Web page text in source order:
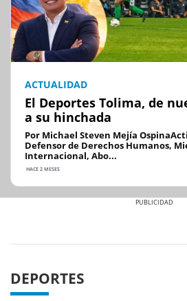
ACTUALIDAD
El Deportes Tolima, de
a su hinchada
Por Michael Steven Mejía
Defensor de Derechos Humanos,
Internacional, Abo...
HACE 2 MESES
DEPORTES